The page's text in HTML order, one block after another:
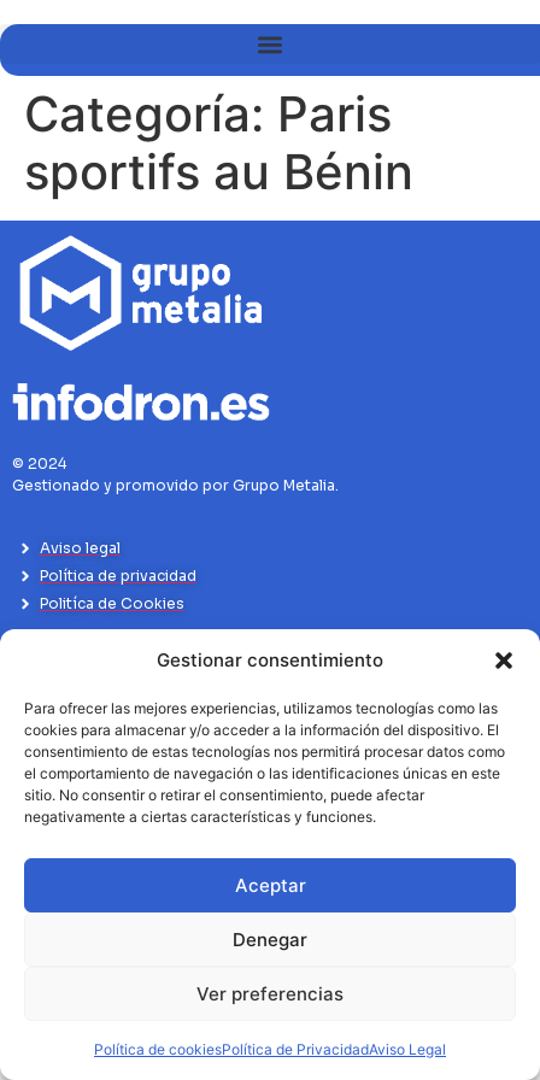
Gestionar consentimiento
Para ofrecer las mejores experiencias, utilizamos tecnologías como las
cookies para almacenar y/o acceder a la información del dispositivo. El
consentimiento de estas tecnologías nos permitirá procesar datos como
el comportamiento de navegación o las identificaciones únicas en este
sitio. No consentir o retirar el consentimiento, puede afectar
negativamente a ciertas características y funciones.
Aceptar
Denegar
Ver preferencias
Política de cookiesPolítica de PrivacidadAviso Legal
Categoría: Paris
sportifs au Bénin
© 2024
Gestionado y promovido por Grupo Metalia.
Aviso legal
Política de privacidad
Politíca de Cookies